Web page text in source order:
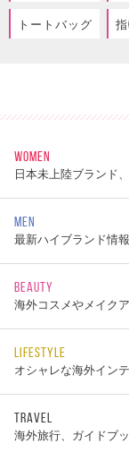
トートバッグ
WOMEN
日本未上陸ブランド
MEN
最新ハイブランド情
BEAUTY
海外コスメやメイク
LIFESTYLE
オシャレな海外イン
TRAVEL
海外旅行、ガイドブ